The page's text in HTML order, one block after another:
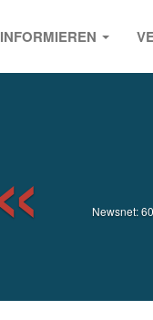
INFORMIEREN
Newsnet: